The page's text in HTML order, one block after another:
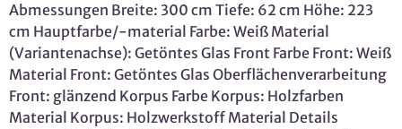
Abmessungen Breite: 300 cm Tiefe: 62 cm Höhe: 223
cm Hauptfarbe/-material Farbe: Weiß Material
(Variantenachse): Getöntes Glas Front Farbe Front: Weiß
Material Front: Getöntes Glas Oberflächenverarbeitung
Front: glänzend Korpus Farbe Korpus: Holzfarben
Material Korpus: Holzwerkstoff Material Details